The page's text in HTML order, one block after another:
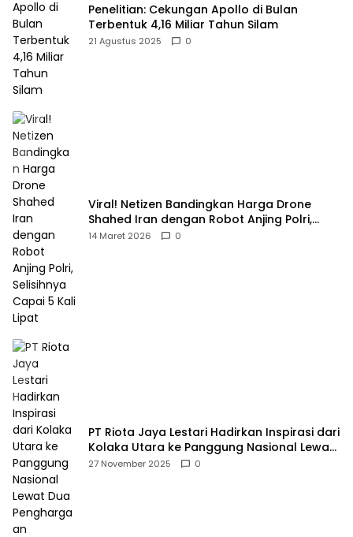
Penelitian: Cekungan Apollo di Bulan
Terbentuk 4,16 Miliar Tahun Silam
21 Agustus 2025 0
Viral! Netizen Bandingkan Harga Drone
Shahed Iran dengan Robot Anjing Polri,
Selisihnya Capai 5 Kali Lipat
14 Maret 2026 0
PT Riota Jaya Lestari Hadirkan Inspirasi dari
Kolaka Utara ke Panggung Nasional Lewat
Dua Penghargaan Bergengsi
27 November 2025 0